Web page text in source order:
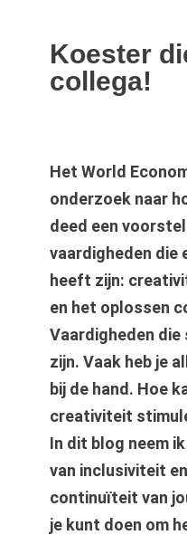
Koester
collega!
Het World
onderzoek naar
deed een
vaardigheden die
heeft zijn:
en het oplossen
Vaardigheden
zijn. Vaak heb je
bij de hand. Hoe
creativiteit
In dit blog neem
van inclusiviteit
continuïteit van
je kunt doen om